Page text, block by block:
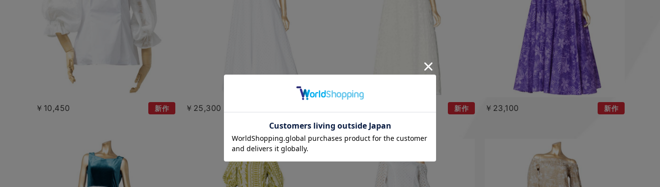
￥10,450 新作 ￥25,300 新作 ￥23,100 新作